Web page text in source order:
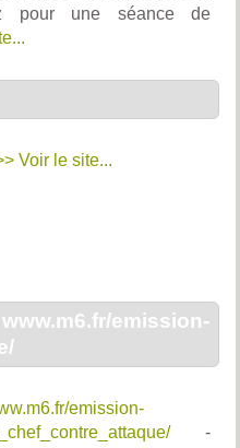
pour une séance de
Voir le site...
www.m6.fr/emission-
emission-
-